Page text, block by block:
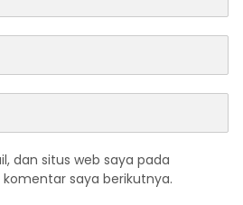
dan situs web saya pada
saya berikutnya.